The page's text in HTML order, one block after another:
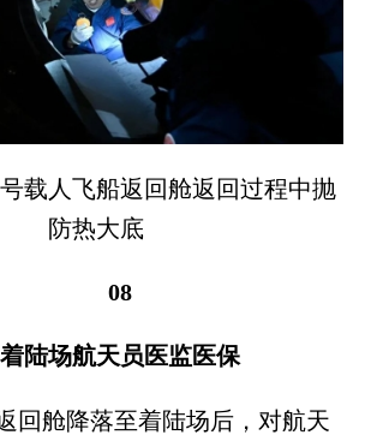
载人飞船返回舱返回过程中抛
防热大底
08
着陆场航天员医监医保
回舱降落至着陆场后，对航天